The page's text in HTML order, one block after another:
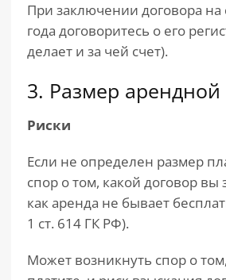
При заключении договора на
года договоритесь о его
делает и за чей счет).
3. Размер
Риски
Если не определен размер
спор о том, какой договор вы
как аренда не бывает
1 ст. 614 ГК РФ).
Может возникнуть спор о